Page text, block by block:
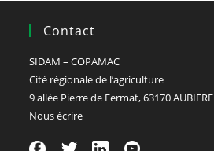
Contact
SIDAM – COPAMAC
Cité régionale de l’agriculture
9 allée Pierre de Fermat, 63170 AUBIERE
Nous écrire